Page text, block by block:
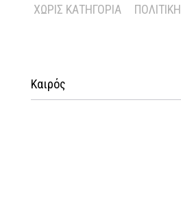
ΧΩΡΊΣ ΚΑΤΗΓΟΡΊΑ
ΠΟΛΙΤΙΚΉ
Καιρός